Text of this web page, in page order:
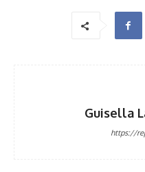
Guisella
https://